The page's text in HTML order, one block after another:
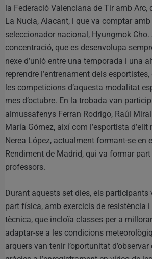
la Federació Valenciana de Tir amb Arc,
La Nucia, Alacant, i que va comptar
seleccionador nacional, Hyungmok Cho.
concentració, que es desenvolupa
nexe d’unió entre una temporada i una
reprendre l’entrenament dels
les competicions d’aquesta modalitat
mes d’octubre. En la trobada van
almussafenys Ferran Rodrigo, Raúl
María Gómez, així com l’esportista d’elit
Nerea López, actualment formant-se en
Rendiment de Madrid, qui va formar
professors.
Durant aquests set dies, els
part física, amb exercicis de resistència
tècnica, que incloïa classes per a
adaptar-se a les condicions
arquers van tenir l’oportunitat